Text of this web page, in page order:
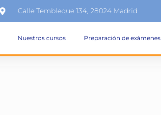
Calle Tembleque 134, 28024 Madrid
Nuestros cursos Preparación de exámenes